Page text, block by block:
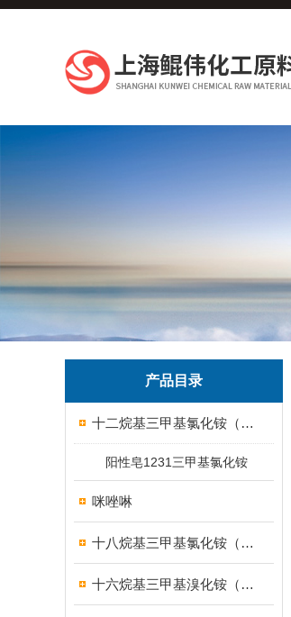
产品目录
十二烷基三甲基氯化铵（1231）
阳性皂1231三甲基氯化铵
咪唑啉
十八烷基三甲基氯化铵（1831）
十六烷基三甲基溴化铵（1631溴型）